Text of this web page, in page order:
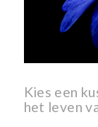
Kies een
het leven